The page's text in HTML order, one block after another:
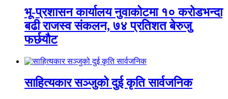
भू-प्रशासन कार्यालय नुवाकोटमा १० करोडभन्दा
बढी राजस्व संकलन, ७४ प्रतिशत बेरुजु
फर्छयौट
साहित्यकार सञ्जुको दुई कृति सार्वजनिक